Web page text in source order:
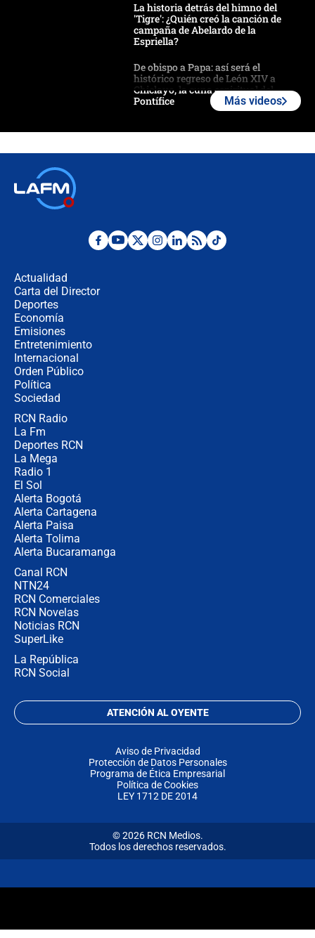
La historia detrás del himno del
'Tigre': ¿Quién creó la canción de
campaña de Abelardo de la
Espriella?
De obispo a Papa: así será el
histórico regreso de León XIV a
Chiclayo, la cuna espiritual del
Pontífice
¿La posesión de Abelardo De la
Más videos
Actualidad
Carta del Director
Deportes
Economía
Emisiones
Entretenimiento
Internacional
Orden Público
Política
Sociedad
RCN Radio
La Fm
Deportes RCN
La Mega
Radio 1
El Sol
Alerta Bogotá
Alerta Cartagena
Alerta Paisa
Alerta Tolima
Alerta Bucaramanga
Canal RCN
NTN24
RCN Comerciales
RCN Novelas
Noticias RCN
SuperLike
La República
RCN Social
ATENCIÓN AL OYENTE
Aviso de Privacidad
Protección de Datos Personales
Programa de Ética Empresarial
Política de Cookies
LEY 1712 DE 2014
© 2026 RCN Medios.
Todos los derechos reservados.